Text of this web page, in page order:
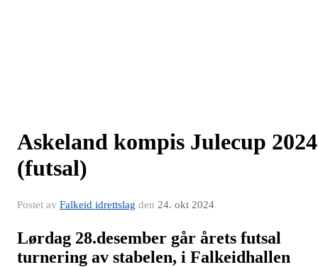
Askeland kompis Julecup 2024
(futsal)
Postet av Falkeid idrettslag den 24. okt 2024
Lørdag 28.desember går årets futsal
turnering av stabelen, i Falkeidhallen